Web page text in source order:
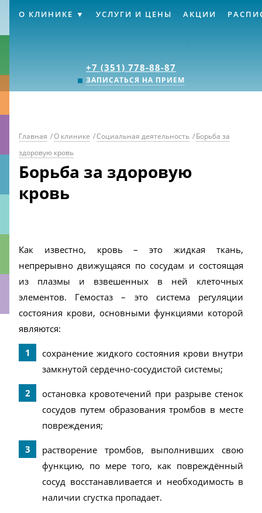
+7 (351) 778-88-87
ЗАПИСАТЬСЯ НА ПРИЕМ
О КЛИНИКЕ УСЛУГИ И ЦЕНЫ АКЦИИ
Главная /О клинике /Социальная деятельность /Борьба за
здоровую кровь
Борьба за здоровую
кровь
Как известно, кровь – это жидкая ткань,
непрерывно движущаяся по сосудам и состоящая
из плазмы и взвешенных в ней клеточных
элементов. Гемостаз – это система регуляции
состояния крови, основными функциями которой
являются:
сохранение жидкого состояния крови внутри
замкнутой сердечно-сосудистой системы;
остановка кровотечений при разрыве стенок
сосудов путем образования тромбов в месте
повреждения;
растворение тромбов, выполнивших свою
функцию, по мере того, как повреждённый
сосуд восстанавливается и необходимость в
наличии сгустка пропадает.